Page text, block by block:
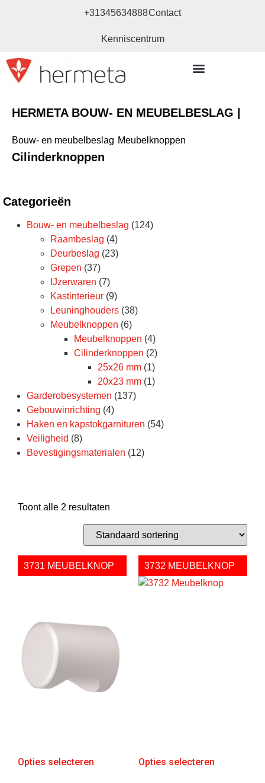
+31345634888Contact
Kenniscentrum
HERMETA BOUW- EN MEUBELBESLAG |
Bouw- en meubelbeslag Meubelknoppen
Cilinderknoppen
Categorieën
Bouw- en meubelbeslag (124)
Raambeslag (4)
Deurbeslag (23)
Grepen (37)
IJzerwaren (7)
Kastinterieur (9)
Leuninghouders (38)
Meubelknoppen (6)
Meubelknoppen (4)
Cilinderknoppen (2)
25x26 mm (1)
20x23 mm (1)
Garderobesystemen (137)
Gebouwinrichting (4)
Haken en kapstokgarnituren (54)
Veiligheid (8)
Bevestigingsmaterialen (12)
Toont alle 2 resultaten
3731 MEUBELKNOP
Opties selecteren
3732 MEUBELKNOP
Opties selecteren